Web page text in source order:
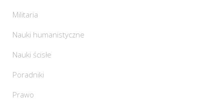
Militaria
Nauki humanistyczne
Nauki ścisłe
Poradniki
Prawo